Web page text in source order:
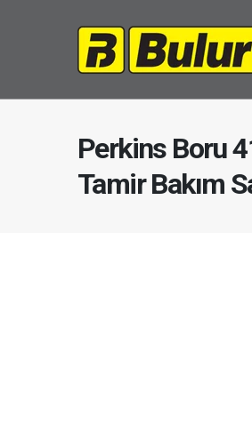
Perkins Boru
Tamir Bakım